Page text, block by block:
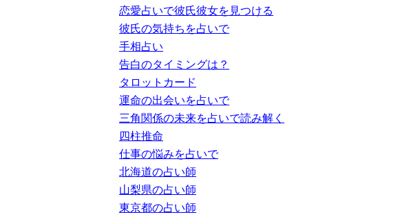
恋愛占いで彼氏彼女を見つける
彼氏の気持ちを占いで
手相占い
告白のタイミングは？
タロットカード
運命の出会いを占いで
三角関係の未来を占いで読み解く
四柱推命
仕事の悩みを占いで
北海道の占い師
山梨県の占い師
東京都の占い師